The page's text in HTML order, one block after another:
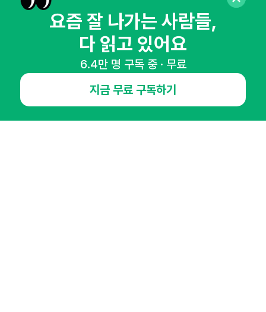
65,043명의 마케터를 성장시키는 뉴스레터
뉴스레터 구독하기
오픈애즈란 공지사항 제휴문의
인사이터 신청
요즘 잘 나가는 사람들,
다 읽고 있어요
6.4만 명 구독 중 · 무료
지금 무료 구독하기